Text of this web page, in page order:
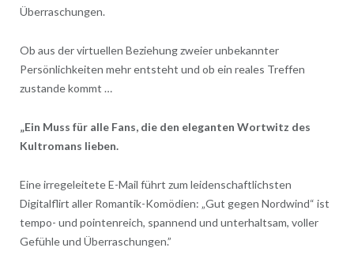
Überraschungen.
Ob aus der virtuellen Beziehung zweier unbekannter
Persönlichkeiten mehr entsteht und ob ein reales Treffen
zustande kommt …
„Ein Muss für alle Fans, die den eleganten Wortwitz des
Kultromans lieben.
Eine irregeleitete E-Mail führt zum leidenschaftlichsten
Digitalflirt aller Romantik-Komödien: „Gut gegen Nordwind“ ist
tempo- und pointenreich, spannend und unterhaltsam, voller
Gefühle und Überraschungen.”